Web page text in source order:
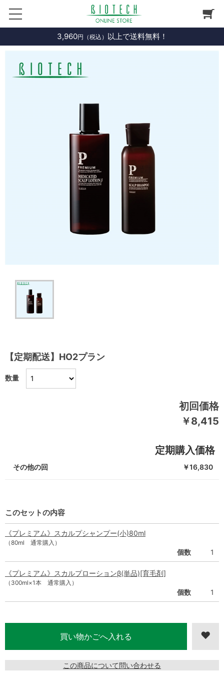
3,960円（税込） 以上で送料無料！
【定期配送】HO2プラン
初回価格
￥8,415
定期購入価格
その他の回 ￥16,830
数量
このセットの内容
《プレミアム》スカルプシャンプー(小)80ml
（80ml 通常購入）
個数 1
《プレミアム》スカルプローションβ(単品)[育毛剤]
（300ml×1本 通常購入）
個数 1
この商品について問い合わせる